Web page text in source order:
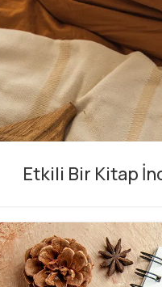
Etkili Bir Kitap